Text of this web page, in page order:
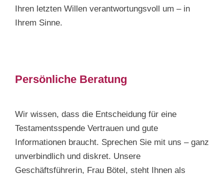
Ihren letzten Willen verantwortungsvoll um – in
Ihrem Sinne.
Persönliche Beratung
Wir wissen, dass die Entscheidung für eine
Testamentsspende Vertrauen und gute
Informationen braucht. Sprechen Sie mit uns – ganz
unverbindlich und diskret. Unsere
Geschäftsführerin, Frau Bötel, steht Ihnen als